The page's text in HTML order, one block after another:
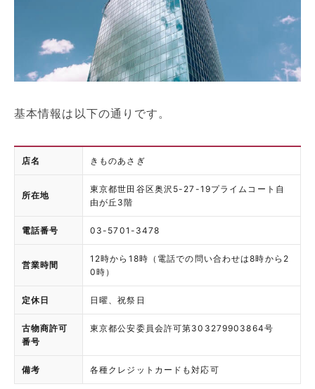
基本情報は以下の通りです。
店名 きものあさぎ
所在地
東京都世田谷区奥沢5-27-19プライムコート自
由が丘3階
電話番号 03-5701-3478
営業時間
12時から18時（電話での問い合わせは8時から2
0時）
定休日 日曜、祝祭日
古物商許可
番号
東京都公安委員会許可第303279903864号
備考 各種クレジットカードも対応可